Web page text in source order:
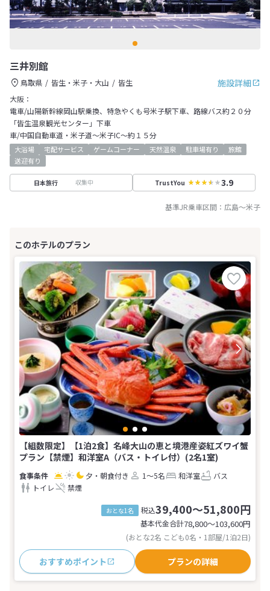
三井別館
施設詳細
鳥取県 皆生・米子・大山
皆生
大阪：
電車/山陽新幹線岡山駅乗換、特急やくも号米子駅下車、路線バス約２０分
「皆生温泉観光センター」下車
車/中国自動車道・米子道～米子IC～約１５分
大浴場 宅配サービス ゲームコーナー 天然温泉 駐車場有り
旅館
送迎有り
日本旅行 収集中 TrustYou 3.9
基準JR乗車区間： 広島～米子
【組数限定】【1泊2食】名峰大山の恵と境港産姿紅ズワイ蟹
プラン【禁煙】和洋室A（バス・トイレ付）(2名1室)
夕・朝食付き 1～5名 和洋室
バス
トイレ
禁煙
おとな1名 税込39,400～51,800円
基本代金合計78,800〜103,600円
(おとな2名 こども0名・1部屋/1泊2日)
おすすめポイント プランの詳細